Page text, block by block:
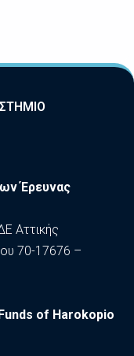
Έρευνας
Αττικής
70-17676 –
of Harokopio